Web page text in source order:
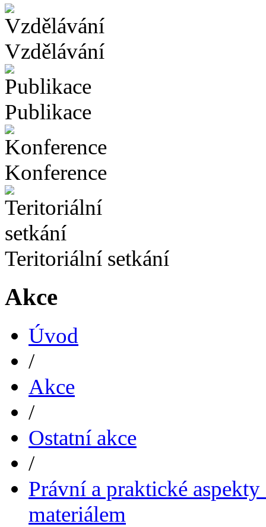
Vzdělávání
Publikace
Konference
Teritoriální setkání
Akce
Úvod
/
Akce
/
Ostatní akce
/
Právní a praktické
materiálem